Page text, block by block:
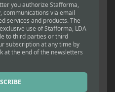
you authorize Stafforma,
communications via email
services and products. The
use of Stafforma, LDA
to third parties or third
subscription at any time by
at the end of the newsletters